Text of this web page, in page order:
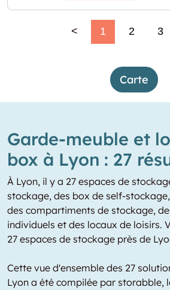
< 1 2 3
Carte
Garde-meuble et
box à Lyon : 27
À Lyon, il y a 27 espaces de
stockage, des box de self-
des compartiments de stockage,
individuels et des locaux de loisirs.
27 espaces de stockage près de
Cette vue d'ensemble des 27
Lyon a été compilée par storabble,